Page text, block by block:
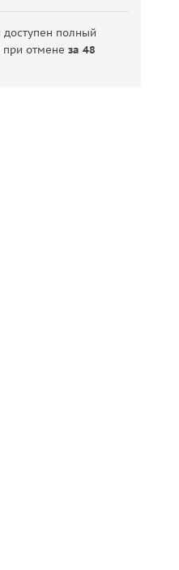
полный
при отменеза 48